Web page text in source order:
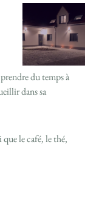
du temps à
dans sa
le café, le thé,